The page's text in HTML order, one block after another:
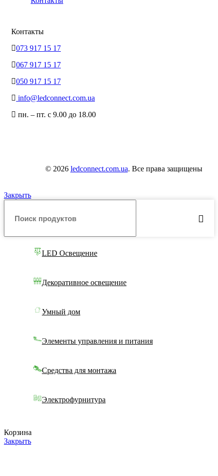
Контакты
073 917 15 17
067 917 15 17
050 917 15 17
info@ledconnect.com.ua
пн. – пт. с 9.00 до 18.00
© 2026 ledconnect.com.ua. Все права защищены
Закрыть
LED Освещение
Декоративное освещение
Умный дом
Элементы управления и питания
Средства для монтажа
Электрофурнитура
Корзина
Закрыть